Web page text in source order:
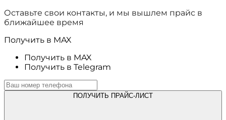
Оставьте свои контакты, и мы вышлем прайс в
ближайшее время
Получить в MAX
Получить в MAX
Получить в Telegram
ПОЛУЧИТЬ ПРАЙС-ЛИСТ